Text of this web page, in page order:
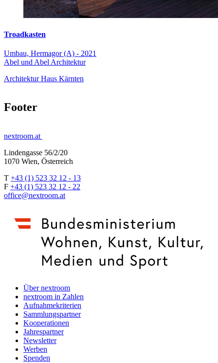
Troadkasten
Umbau, Hermagor (A) - 2021
Abel und Abel Architektur
Architektur Haus Kärnten
Footer
nextroom.at
Lindengasse 56/2/20
1070 Wien, Österreich
T +43 (1) 523 32 12 - 13
F +43 (1) 523 32 12 - 22
office@nextroom.at
Über nextroom
nextroom in Zahlen
Aufnahmekriterien
Sammlungspartner
Kooperationen
Jahrespartner
Newsletter
Werben
Spenden